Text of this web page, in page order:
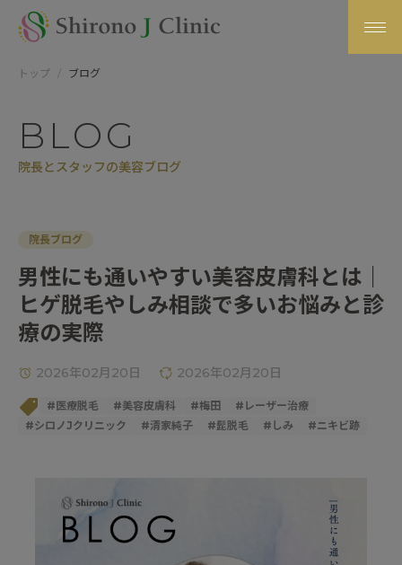
トップ ブログ
BLOG
院長とスタッフの美容ブログ
院長ブログ
男性にも通いやすい美容皮膚科とは｜
ヒゲ脱毛やしみ相談で多いお悩みと診
療の実際
2026年02月20日 2026年02月20日
#医療脱毛 #美容皮膚科 #梅田 # レーザー治療
#シロノJクリニック #清家純子 #髭脱毛 # しみ #ニキビ跡